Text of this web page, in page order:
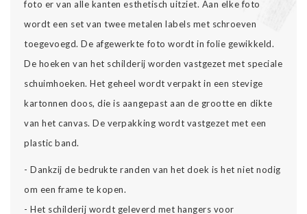
foto er van alle kanten esthetisch uitziet. Aan elke foto
wordt een set van twee metalen labels met schroeven
toegevoegd. De afgewerkte foto wordt in folie gewikkeld.
De hoeken van het schilderij worden vastgezet met speciale
schuimhoeken. Het geheel wordt verpakt in een stevige
kartonnen doos, die is aangepast aan de grootte en dikte
van het canvas. De verpakking wordt vastgezet met een
plastic band.
- Dankzij de bedrukte randen van het doek is het niet nodig
om een frame te kopen.
- Het schilderij wordt geleverd met hangers voor